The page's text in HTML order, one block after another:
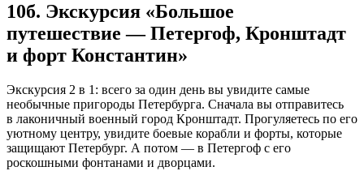
10б. Экскурсия «Большое
путешествие — Петергоф, Кронштадт
и форт Константин»
Экскурсия 2 в 1: всего за один день вы увидите самые
необычные пригороды Петербурга. Сначала вы отправитесь
в лаконичный военный город Кронштадт. Прогуляетесь по его
уютному центру, увидите боевые корабли и форты, которые
защищают Петербург. А потом — в Петергоф с его
роскошными фонтанами и дворцами.